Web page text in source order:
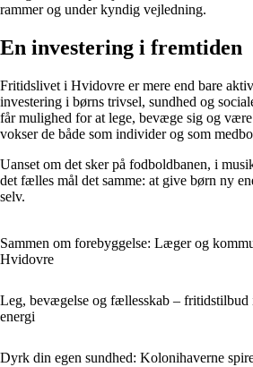
rammer og under kyndig vejledning.
En investering i fremtiden
Fritidslivet i Hvidovre er mere end bare
investering i børns trivsel, sundhed og
får mulighed for at lege, bevæge sig og
vokser de både som individer og som
Uanset om det sker på fodboldbanen, i
det fælles mål det samme: at give børn ny
selv.
Sammen om forebyggelse: Læger og
Hvidovre
Leg, bevægelse og fællesskab –
energi
Dyrk din egen sundhed: Kolonihaverne